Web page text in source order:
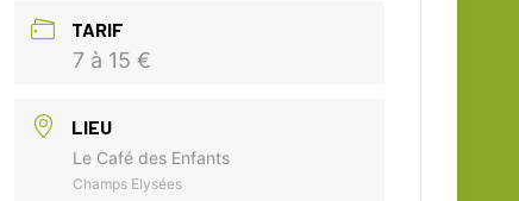
TARIF
7 à 15 €
LIEU
Le Café des Enfants
Champs Elysées